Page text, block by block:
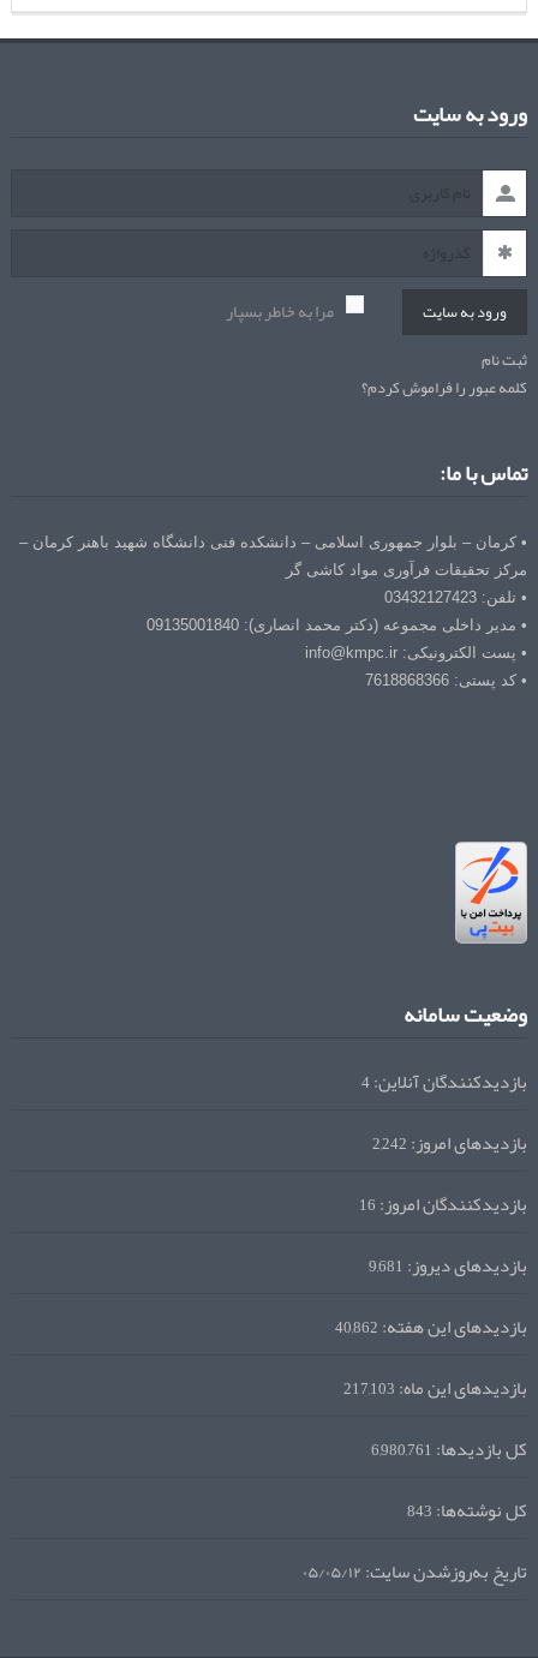
ورود به سایت
ورود به سایت مرا به خاطر بسپار
ثبت نام
کلمه عبور را فراموش کردم؟
تماس با ما:
• کرمان – بلوار جمهوری اسلامی – دانشکده فنی دانشگاه شهید باهنر کرمان –
مرکز تحقیقات فرآوری مواد کاشی گر
• تلفن: 03432127423
• مدیر داخلی مجموعه (دکتر محمد انصاری): 09135001840
• پست الکترونیکی: info@kmpc.ir
• کد پستی: 7618868366
وضعیت سامانه
بازدیدکنندگان آنلاین:4
بازدیدهای امروز:2,242
بازدیدکنندگان امروز:16
بازدیدهای دیروز:9,681
بازدیدهای این هفته:40,862
بازدیدهای این ماه:217,103
کل بازدیدها:6,980,761
کل نوشته‌ها:843
تاریخ به‌روزشدن سایت:۰۵/۰۵/۱۲